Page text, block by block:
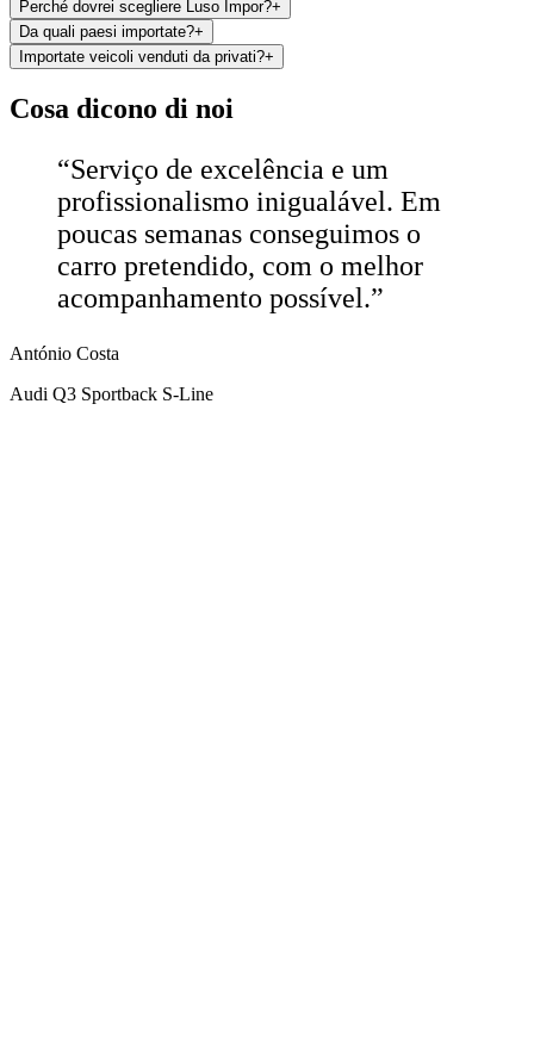
Perché dovrei scegliere Luso Impor?+
Da quali paesi importate?+
Importate veicoli venduti da privati?+
Cosa dicono di noi
“Serviço de excelência e um
profissionalismo inigualável. Em
poucas semanas conseguimos o
carro pretendido, com o melhor
acompanhamento possível.”
António Costa
Audi Q3 Sportback S-Line